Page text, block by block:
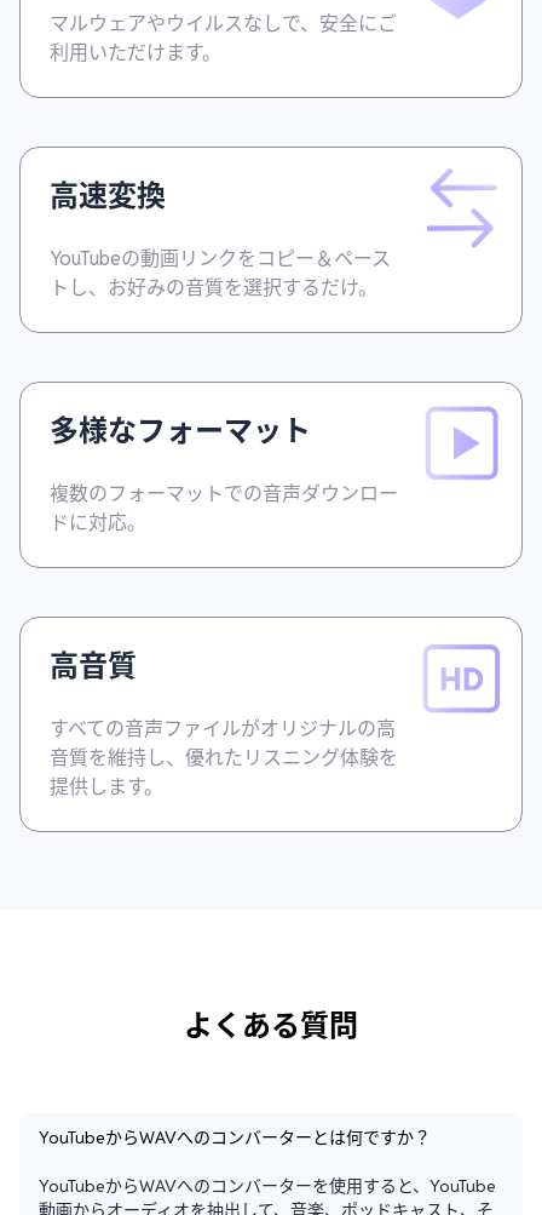
マルウェアやウイルスなしで、安全にご
利用いただけます。
高速変換
YouTubeの動画リンクをコピー＆ペース
トし、お好みの音質を選択するだけ。
多様なフォーマット
複数のフォーマットでの音声ダウンロー
ドに対応。
高音質
すべての音声ファイルがオリジナルの高
音質を維持し、優れたリスニング体験を
提供します。
よくある質問
YouTubeからWAVへのコンバーターとは何ですか？
YouTubeからWAVへのコンバーターを使用すると、YouTube